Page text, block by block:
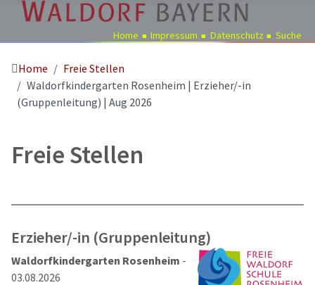
Pädagogik
uns
Schulen
Freie
Aktuelles
Termine
Home Impressum Datenschutz Suche
Home
Freie Stellen
Waldorfkindergarten Rosenheim | Erzieher/-in
(Gruppenleitung) | Aug 2026
Freie Stellen
Erzieher/-in (Gruppenleitung)
Waldorfkindergarten Rosenheim -
03.08.2026